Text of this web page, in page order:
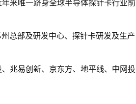
总部及研发中心、探针卡研发及生产
兆易创新、京东方、地平线、中网投